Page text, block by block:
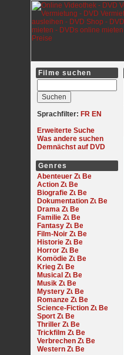
Filme suchen
Sprachfilter: FR EN
Erweiterte Suche
Was andere suchen
Demnächst auf DVD
Genres
Abenteuer
Action
Biografie
Dokumentation
Drama
Familie
Fantasy
Film-Noir
Historie
Horror
Komödie
Krieg
Musical
Musik
Mystery
Romanze
Science-Fiction
Sport
Thriller
Trickfilm
Verbrechen
Western